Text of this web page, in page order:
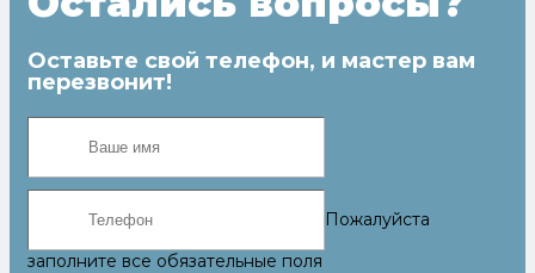
Оставьте свой телефон, и мастер вам
перезвонит!
Пожалуйста
заполните все обязательные поля